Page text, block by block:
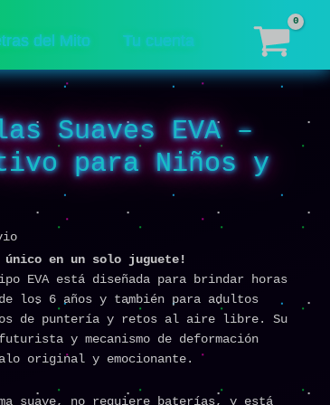
del Mito Tu cuenta
Suaves EVA –
para Niños y
único en un solo juguete!
EVA está diseñada para brindar horas
los 6 años y también para adultos
de puntería y retos al aire libre. Su
y mecanismo de deformación
original y emocionante.
suave, no requiere baterías, y está
Deportivo
Niños
y
Adultos
cantidad